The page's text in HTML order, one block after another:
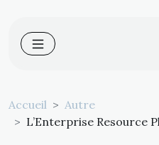
Accueil
Autre
L’Enterprise Resource